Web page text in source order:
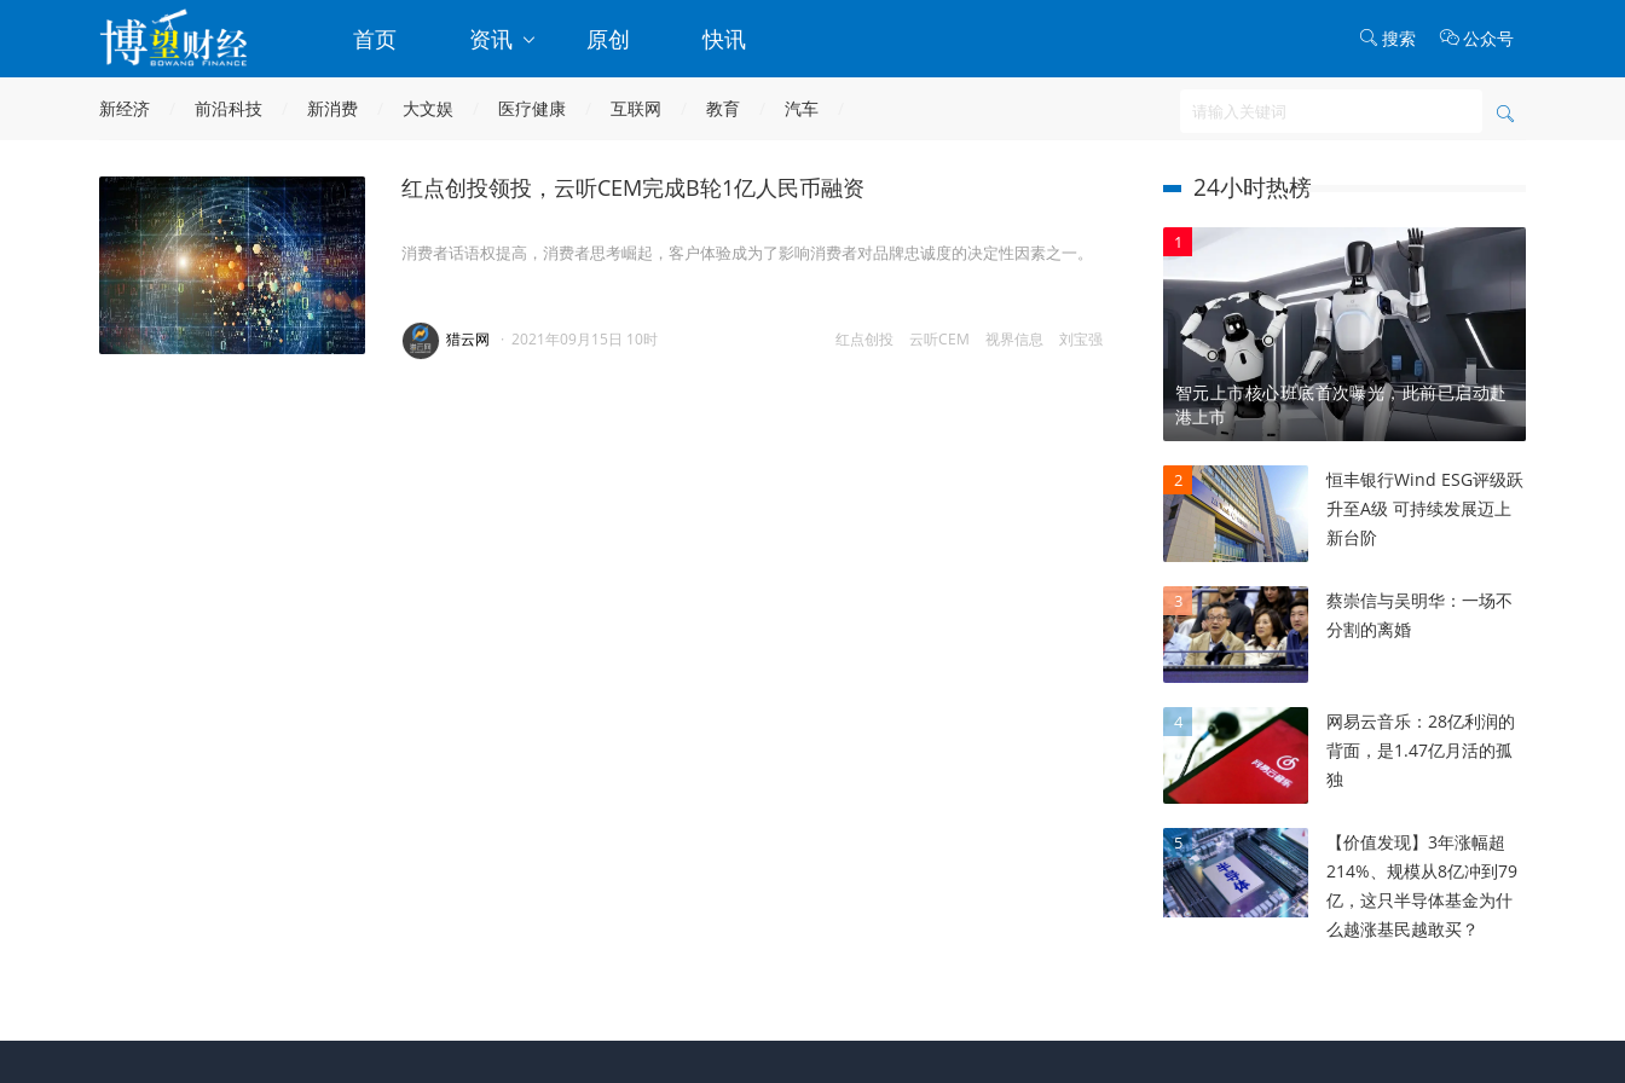
首页 资讯 原创 快讯 搜索 公众号
新经济 前沿科技 新消费 大文娱 医疗健康 互联网 教育 汽车
红点创投领投，云听CEM完成B轮1亿人民币融资
消费者话语权提高，消费者思考崛起，客户体验成为了影响消费者对品牌忠诚度的决定性因素之一。
红点创投 云听CEM 视界信息 刘宝强
猎云网 · 2021年09月15日 10时
24小时热榜
1
智元上市核心班底首次曝光，此前已启动赴
港上市
2
恒丰银行Wind ESG评级跃
升至A级 可持续发展迈上
新台阶
3
蔡崇信与吴明华：一场不
分割的离婚
4
网易云音乐：28亿利润的
背面，是1.47亿月活的孤
独
5
【价值发现】3年涨幅超
214%、规模从8亿冲到79
亿，这只半导体基金为什
么越涨基民越敢买？